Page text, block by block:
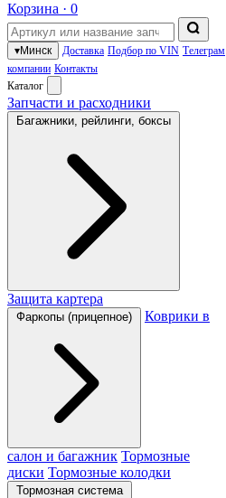
Корзина · 0
▾Минск Доставка Подбор по VIN Телеграм
компании Контакты
Каталог
Запчасти и расходники
Багажники, рейлинги, боксы
Защита картера
Фаркопы (прицепное) Коврики в
салон и багажник Тормозные
диски Тормозные колодки
Тормозная система